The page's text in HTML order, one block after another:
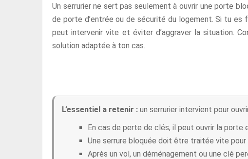
Un serrurier ne sert pas seulement à ouvrir une porte
de porte d’entrée ou de sécurité du logement. Si tu
peut intervenir vite et éviter d’aggraver la situation.
solution adaptée à ton cas.
L’essentiel a retenir : un serrurier intervient pour
En cas de perte de clés, il peut ouvrir la porte
Une serrure bloquée doit être traitée vite pour
Après un vol, un déménagement ou une clé